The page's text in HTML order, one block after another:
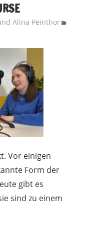
Alina Peinthor
Vor einigen
Form der
gibt es
sind zu einem